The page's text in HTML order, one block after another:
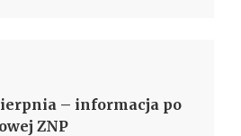
– informacja po
ZNP